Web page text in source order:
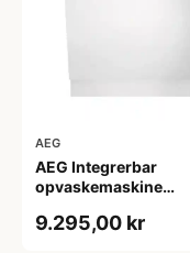
AEG
AEG Integrerbar
opvaskemaskine
garanti
9.295,00 kr